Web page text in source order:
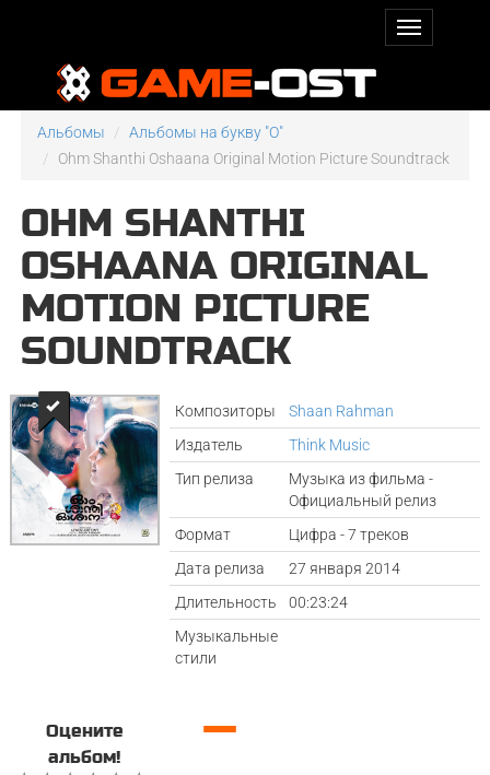
Альбомы
Альбомы на букву "O"
Ohm Shanthi Oshaana Original Motion Picture Soundtrack
OHM SHANTHI
OSHAANA ORIGINAL
MOTION PICTURE
SOUNDTRACK
Композиторы
Shaan Rahman
Издатель
Think Music
Тип релиза
Музыка из фильма -
Официальный релиз
Формат
Цифра - 7 треков
Дата релиза
27 января 2014
Длительность
00:23:24
Музыкальные
стили
Оцените
альбом!
—